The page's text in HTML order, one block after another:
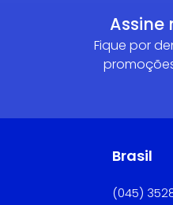
Assine
Fique por
Brasil
(045)